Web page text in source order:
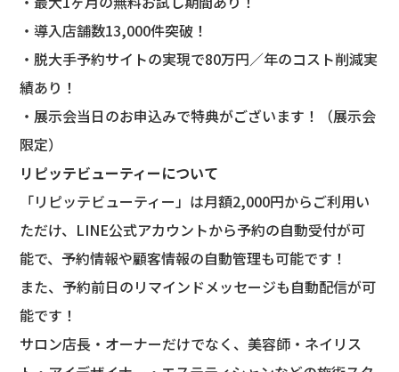
・導入店舗数13,000件突破！
・脱大手予約サイトの実現で80万円／年のコスト削減実
績あり！
・展示会当日のお申込みで特典がございます！（展示会
限定）
リピッテビューティーについて
「リピッテビューティー」は月額2,000円からご利用い
ただけ、LINE公式アカウントから予約の自動受付が可
能で、予約情報や顧客情報の自動管理も可能です！
また、予約前日のリマインドメッセージも自動配信が可
能です！
サロン店長・オーナーだけでなく、美容師・ネイリス